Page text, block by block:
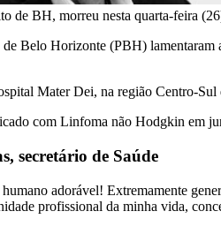
de BH, morreu nesta quarta-feira
Belo Horizonte (PBH) lamentaram
Mater Dei, na região Centro-
com Linfoma não Hodgkin em
secretário de Saúde
adorável! Extremamente
profissional da minha vida,